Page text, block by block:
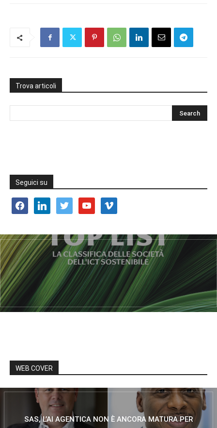
Trova articoli
Seguici su
facebooklinkedin twitter youtube vimeo
WEB COVER
SAS, L’AI AGENTICA NON È ANCORA MATURA PER